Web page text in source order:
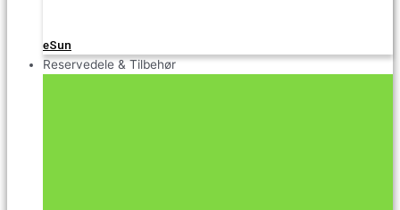
eSun
Reservedele & Tilbehør